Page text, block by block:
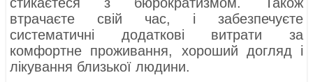
втрачаєте свій час, і забезпечуєте
систематичні додаткові витрати за
комфортне проживання, хороший догляд і
лікування близької людини.